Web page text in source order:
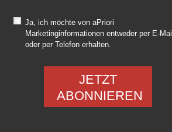
Ja, ich möchte von aPriori
Marketinginformationen entweder per E-Mail
oder per Telefon erhalten.
JETZT
ABONNIEREN